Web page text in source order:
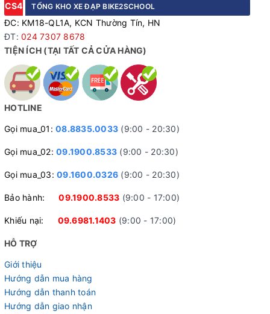
Tay đề SHIMANO A050 2x7 (14 tốc độ)
CS4
TỔNG KHO XE ĐẠP BIKE2SCHOOL
ĐC: KM18-QL1A, KCN Thường Tín, HN
ĐT: 024 7307 8678
TIỆN ÍCH (TẠI TẤT CẢ CỬA HÀNG)
HOTLINE
Gọi mua_01: 08.8835.0033 (9:00 - 20:30)
Gọi mua_02: 09.1900.8533 (9:00 - 20:30)
Gọi mua_03: 09.1600.0326 (9:00 - 20:30)
Bảo hành:09.1900.8533 (9:00 - 17:00)
Khiếu nại: 09.6981.1403 (9:00 - 17:00)
HỖ TRỢ
Giới thiệu
Hướng dẫn mua hàng
Hướng dẫn thanh toán
Hướng dẫn giao nhận